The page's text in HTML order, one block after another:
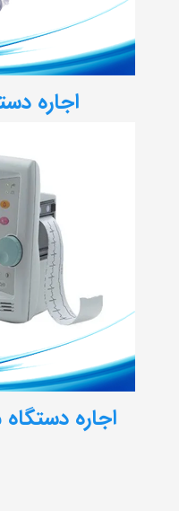
اجاره
اجاره دستگاه